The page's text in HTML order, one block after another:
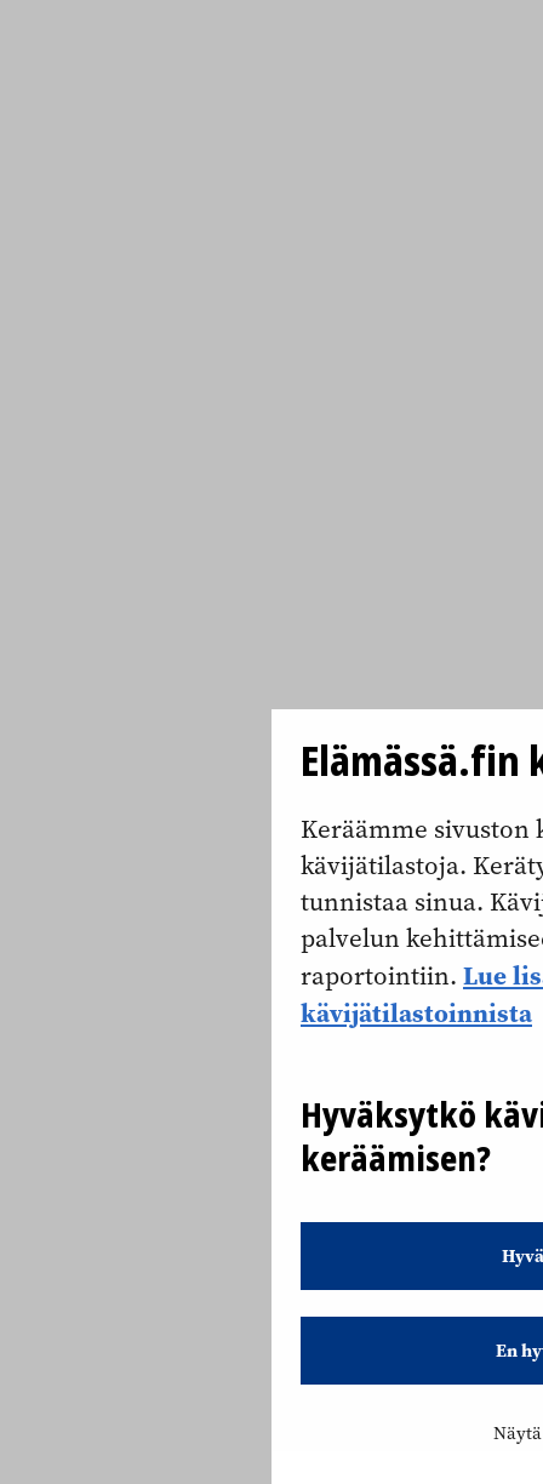
Keräämme sivuston
kävijätilastoja.
tunnistaa sinua.
palvelun
raportointiin. Lue
kävijätilastoinnista
Hyväksytkö
keräämisen?
En